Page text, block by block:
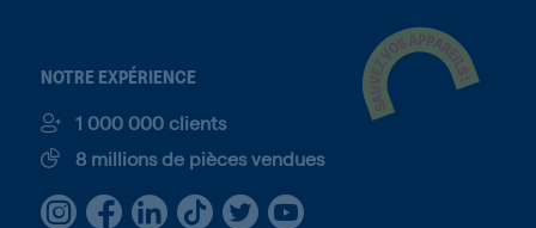
NOTRE EXPÉRIENCE
1 000 000 clients
8 millions de pièces vendues